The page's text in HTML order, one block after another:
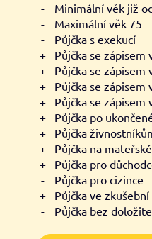
-
Minimální věk již
-
Maximální věk 75
-
Půjčka s exekucí
+
Půjčka se zápisem
+
Půjčka se zápisem
+
Půjčka se zápisem
+
Půjčka se zápisem
+
Půjčka po
+
Půjčka
+
Půjčka na mateřské
+
Půjčka pro
-
Půjčka pro cizince
+
Půjčka ve
-
Půjčka bez